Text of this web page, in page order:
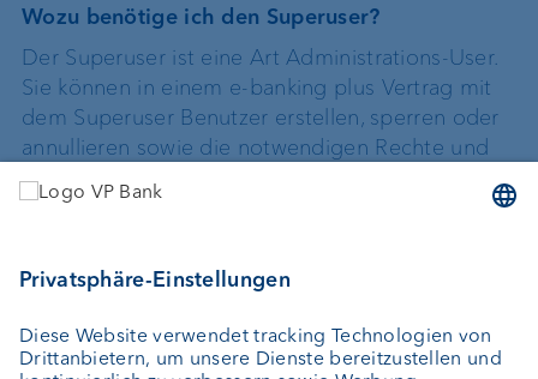
Wozu benötige ich den Superuser?
Der Superuser ist eine Art Administrations-User.
Sie können in einem e-banking plus Vertrag mit
dem Superuser Benutzer erstellen, sperren oder
annullieren sowie die notwendigen Rechte und
Kunden zuteilen.
VP Bank Connect